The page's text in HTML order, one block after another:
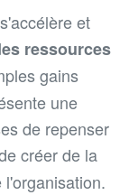
et
ressources
gains
une
de repenser
créer de la